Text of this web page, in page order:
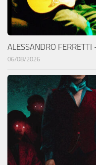
ALESSANDRO
06/08/2026